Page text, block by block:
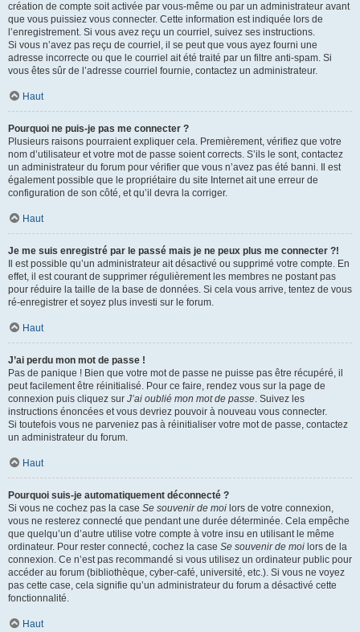
création de compte soit activée par vous-même ou par un administrateur avant
que vous puissiez vous connecter. Cette information est indiquée lors de
l’enregistrement. Si vous avez reçu un courriel, suivez ses instructions.
Si vous n’avez pas reçu de courriel, il se peut que vous ayez fourni une
adresse incorrecte ou que le courriel ait été traité par un filtre anti-spam. Si
vous êtes sûr de l’adresse courriel fournie, contactez un administrateur.
Haut
Pourquoi ne puis-je pas me connecter ?
Plusieurs raisons pourraient expliquer cela. Premièrement, vérifiez que votre
nom d’utilisateur et votre mot de passe soient corrects. S’ils le sont, contactez
un administrateur du forum pour vérifier que vous n’avez pas été banni. Il est
également possible que le propriétaire du site Internet ait une erreur de
configuration de son côté, et qu’il devra la corriger.
Haut
Je me suis enregistré par le passé mais je ne peux plus me connecter ?!
Il est possible qu’un administrateur ait désactivé ou supprimé votre compte. En
effet, il est courant de supprimer régulièrement les membres ne postant pas
pour réduire la taille de la base de données. Si cela vous arrive, tentez de vous
ré-enregistrer et soyez plus investi sur le forum.
Haut
J’ai perdu mon mot de passe !
Pas de panique ! Bien que votre mot de passe ne puisse pas être récupéré, il
peut facilement être réinitialisé. Pour ce faire, rendez vous sur la page de
connexion puis cliquez sur J’ai oublié mon mot de passe. Suivez les
instructions énoncées et vous devriez pouvoir à nouveau vous connecter.
Si toutefois vous ne parveniez pas à réinitialiser votre mot de passe, contactez
un administrateur du forum.
Haut
Pourquoi suis-je automatiquement déconnecté ?
Si vous ne cochez pas la case Se souvenir de moi lors de votre connexion,
vous ne resterez connecté que pendant une durée déterminée. Cela empêche
que quelqu’un d’autre utilise votre compte à votre insu en utilisant le même
ordinateur. Pour rester connecté, cochez la case Se souvenir de moi lors de la
connexion. Ce n’est pas recommandé si vous utilisez un ordinateur public pour
accéder au forum (bibliothèque, cyber-café, université, etc.). Si vous ne voyez
pas cette case, cela signifie qu’un administrateur du forum a désactivé cette
fonctionnalité.
Haut